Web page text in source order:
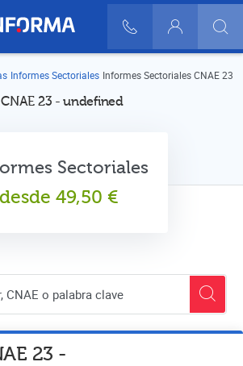
900 10 30 20
Login
Informes Sectoriales Informes Sectoriales CNAE 23
CNAE 23 - undefined
Sectoriales
desde 49,50 €
23 -